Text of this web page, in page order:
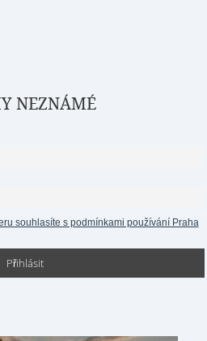
NEZNÁMÉ
souhlasíte s podmínkami používání Praha